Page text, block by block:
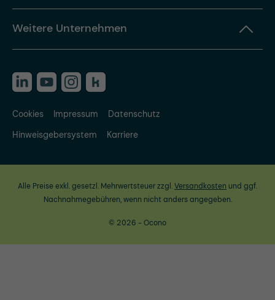
Weitere Unternehmen
Cookies Impressum
Datenschutz
Hinweisgebersystem
Karriere
Alle Preise exkl. gesetzl. Mehrwertsteuer zzgl.Versandkosten und ggf.
Nachnahmegebühren, wenn nicht anders angegeben.
© 2026 - Ocono